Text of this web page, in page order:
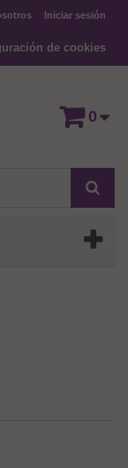
Iniciar sesión
de cookies
0